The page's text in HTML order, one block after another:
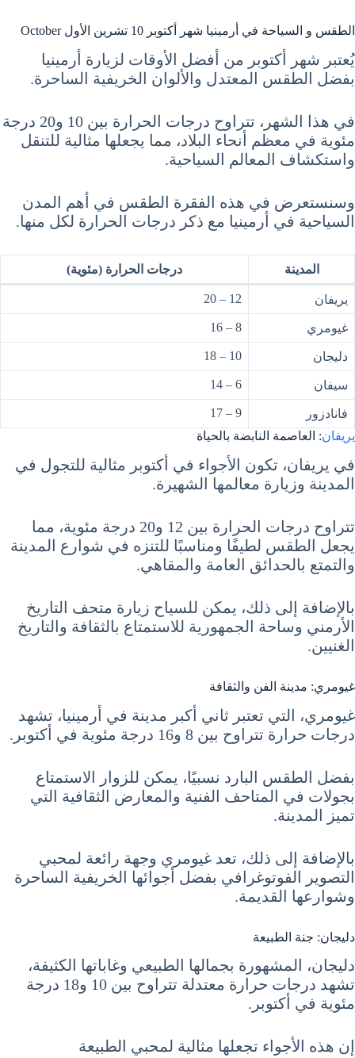
الطقس و السياحة في أرمينيا شهر أكتوبر 10 تشرين الأول October
يُعتبر شهر أكتوبر من أفضل الأوقات لزيارة أرمينيا
بفضل الطقس المعتدل والألوان الخريفية الساحرة.
في هذا الشهر، تتراوح درجات الحرارة بين 10 و20 درجة
مئوية في معظم أنحاء البلاد، مما يجعلها مثالية للتنقل
واستكشاف المعالم السياحية.
وسنستعرض في هذه الفقرة الطقس في أهم المدن
السياحية في أرمينيا مع ذكر درجات الحرارة لكل منها.
المدينة درجات الحرارة (مئوية)
يريفان 12 – 20
غيومري 8 – 16
دليجان 10 – 18
سيفان 6 – 14
فانادزور
9 – 17
يريفان: العاصمة النابضة بالحياة
في يريفان، تكون الأجواء في أكتوبر مثالية للتجول في
المدينة وزيارة معالمها الشهيرة.
تتراوح درجات الحرارة بين 12 و20 درجة مئوية، مما
يجعل الطقس لطيفًا ومناسبًا للتنزه في شوارع المدينة
والتمتع بالحدائق العامة والمقاهي.
بالإضافة إلى ذلك، يمكن للسياح زيارة متحف التاريخ
الأرمني وساحة الجمهورية للاستمتاع بالثقافة والتاريخ
الغنيين.
غيومري: مدينة الفن والثقافة
غيومري، التي تعتبر ثاني أكبر مدينة في أرمينيا، تشهد
درجات حرارة تتراوح بين 8 و16 درجة مئوية في أكتوبر.
بفضل الطقس البارد نسبيًا، يمكن للزوار الاستمتاع
بجولات في المتاحف الفنية والمعارض الثقافية التي
تميز المدينة.
بالإضافة إلى ذلك، تعد غيومري وجهة رائعة لمحبي
التصوير الفوتوغرافي بفضل أجوائها الخريفية الساحرة
وشوارعها القديمة.
دليجان: جنة الطبيعة
دليجان، المشهورة بجمالها الطبيعي وغاباتها الكثيفة،
تشهد درجات حرارة معتدلة تتراوح بين 10 و18 درجة
مئوية في أكتوبر.
إن هذه الأجواء تجعلها مثالية لمحبي الطبيعة